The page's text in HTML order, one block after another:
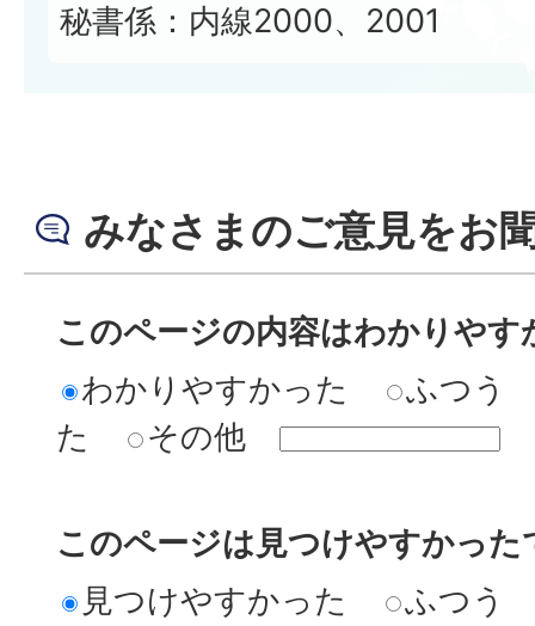
秘書係：内線2000、2001
みなさまのご意見をお
このページの内容はわかりやす
わかりやすかった
ふつう
た
その他
このページは見つけやすかった
見つけやすかった
ふつう